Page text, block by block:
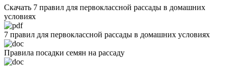
Скачать 7 правил для первоклассной рассады в домашних
условиях
7 правил для первоклассной рассады в домашних условиях
Правила посадки семян на рассаду